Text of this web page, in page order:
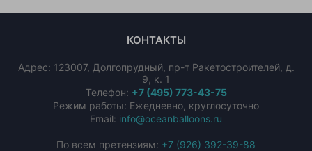
КОНТАКТЫ
Адрес: 123007, Долгопрудный, пр-т Ракетостроителей, д.
9, к. 1
Телефон: +7 (495) 773-43-75
Режим работы: Ежедневно, круглосуточно
Email: info@oceanballoons.ru
По всем претензиям: +7 (926) 392-39-88